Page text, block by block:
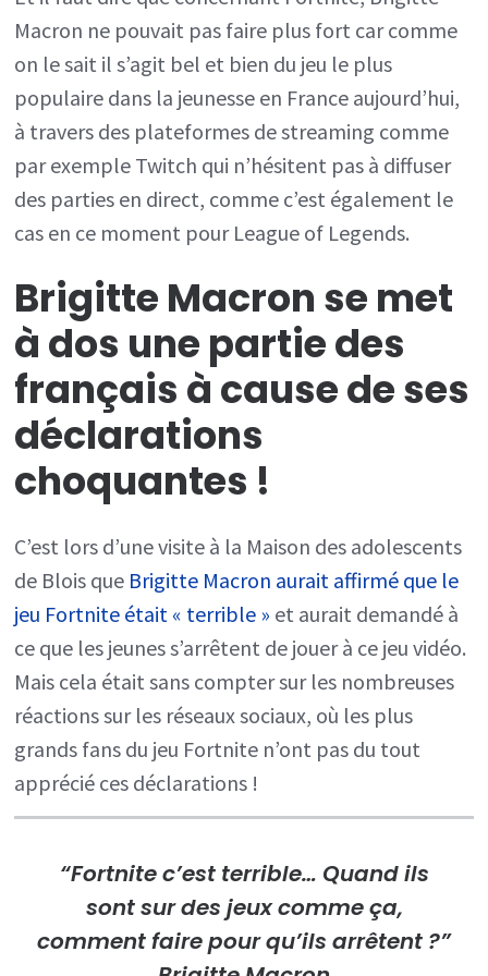
Macron ne pouvait pas faire plus fort car comme
on le sait il s’agit bel et bien du jeu le plus
populaire dans la jeunesse en France aujourd’hui,
à travers des plateformes de streaming comme
par exemple Twitch qui n’hésitent pas à diffuser
des parties en direct, comme c’est également le
cas en ce moment pour League of Legends.
Brigitte Macron se met
à dos une partie des
français à cause de ses
déclarations
choquantes !
C’est lors d’une visite à la Maison des adolescents
de Blois que Brigitte Macron aurait affirmé que le
jeu Fortnite était « terrible » et aurait demandé à
ce que les jeunes s’arrêtent de jouer à ce jeu vidéo.
Mais cela était sans compter sur les nombreuses
réactions sur les réseaux sociaux, où les plus
grands fans du jeu Fortnite n’ont pas du tout
apprécié ces déclarations !
“Fortnite c’est terrible… Quand ils
sont sur des jeux comme ça,
comment faire pour qu’ils arrêtent ?”